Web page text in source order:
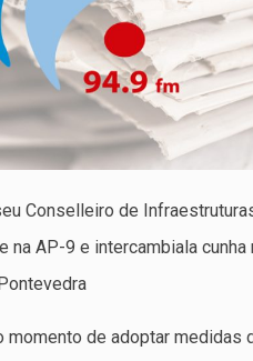
Conselleiro de
AP-9 e intercambiala cunha
momento de adoptar medidas